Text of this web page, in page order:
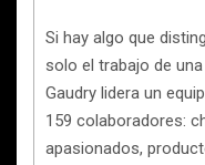
Si hay algo que
solo el trabajo de
Gaudry lidera un
159 colaboradores:
apasionados,